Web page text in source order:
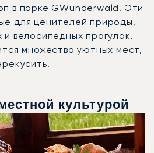
в паркеGWunderwald. Эти
для ценителей природы,
велосипедных прогулок.
множество уютных мест,
культурой